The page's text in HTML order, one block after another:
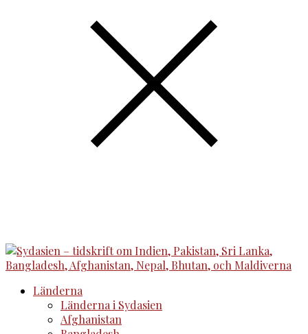
Länderna
Länderna i Sydasien
Afghanistan